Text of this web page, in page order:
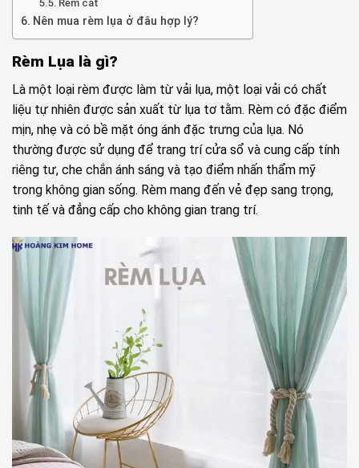
Rèm cát
Nên mua rèm lụa ở đâu hợp lý?
Rèm Lụa là gì?
Là một loại rèm được làm từ vải lụa, một loại vải có chất
liệu tự nhiên được sản xuất từ lụa tơ tằm. Rèm có đặc điểm
mịn, nhẹ và có bề mặt óng ánh đặc trưng của lụa. Nó
thường được sử dụng để trang trí cửa sổ và cung cấp tính
riêng tư, che chắn ánh sáng và tạo điểm nhấn thẩm mỹ
trong không gian sống. Rèm mang đến vẻ đẹp sang trọng,
tinh tế và đẳng cấp cho không gian trang trí.